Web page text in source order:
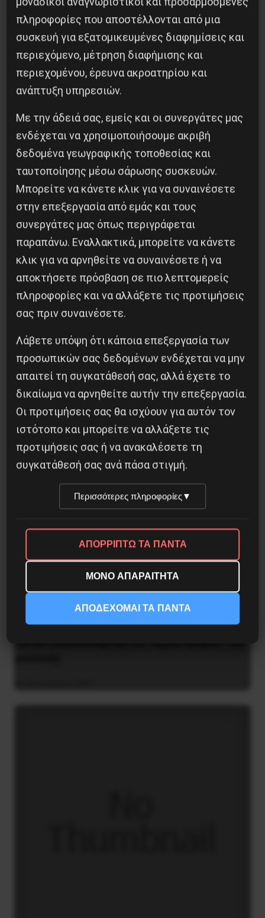
Η Eπανάσταση της 19 Ιουλίου 1936 στην
Iσπανία
5 Αυγούστου 2026
Οδύσσεια του Νόλαν: Μύθος, μνήμη και
ταξική εξουσία
3 Αυγούστου 2026
πληροφορίες που αποστέλλονται από μια
συσκευή για εξατομικευμένες διαφημίσεις και
περιεχόμενο, μέτρηση διαφήμισης και
περιεχομένου, έρευνα ακροατηρίου και
ανάπτυξη υπηρεσιών.
Με την άδειά σας, εμείς και οι συνεργάτες μας
ενδέχεται να χρησιμοποιήσουμε ακριβή
δεδομένα γεωγραφικής τοποθεσίας και
ταυτοποίησης μέσω σάρωσης συσκευών.
Μπορείτε να κάνετε κλικ για να συναινέσετε
στην επεξεργασία από εμάς και τους
συνεργάτες μας όπως περιγράφεται
παραπάνω. Εναλλακτικά, μπορείτε να κάνετε
κλικ για να αρνηθείτε να συναινέσετε ή να
αποκτήσετε πρόσβαση σε πιο λεπτομερείς
πληροφορίες και να αλλάξετε τις προτιμήσεις
σας πριν συναινέσετε.
Λάβετε υπόψη ότι κάποια επεξεργασία των
προσωπικών σας δεδομένων ενδέχεται να μην
απαιτεί τη συγκατάθεσή σας, αλλά έχετε το
δικαίωμα να αρνηθείτε αυτήν την επεξεργασία.
Οι προτιμήσεις σας θα ισχύουν για αυτόν τον
ιστότοπο και μπορείτε να αλλάξετε τις
προτιμήσεις σας ή να ανακαλέσετε τη
συγκατάθεσή σας ανά πάσα στιγμή.
Περισσότερες πληροφορίες▼
ΑΠΟΡΡΙΠΤΩ ΤΑ ΠΑΝΤΑ
ΜΟΝΟ ΑΠΑΡΑΙΤΗΤΑ
ΑΠΟΔΕΧΟΜΑΙ ΤΑ ΠΑΝΤΑ